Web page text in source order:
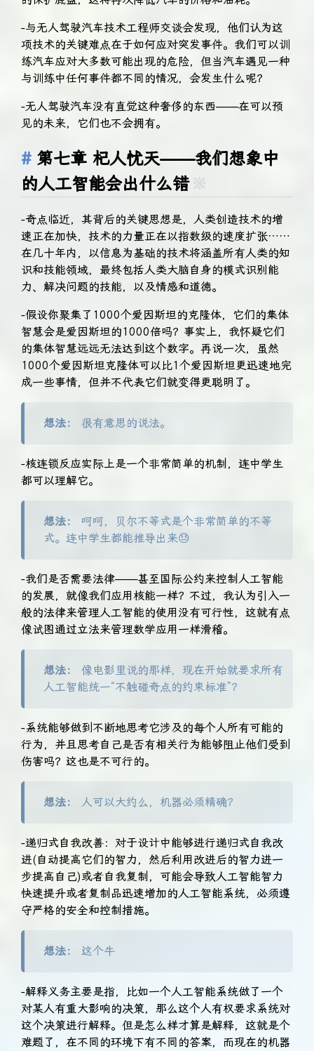
-与无人驾驶汽车技术工程师交谈会发现，他们认为这
项技术的关键难点在于如何应对突发事件。我们可以训
练汽车应对大多数可能出现的危险，但当汽车遇见一种
与训练中任何事件都不同的情况，会发生什么呢？
-无人驾驶汽车没有直觉这种奢侈的东西——在可以预
见的未来，它们也不会拥有。
第七章 杞人忧天——我们想象中
的人工智能会出什么错
-奇点临近，其背后的关键思想是，人类创造技术的增
速正在加快，技术的力量正在以指数级的速度扩张……
在几十年内，以信息为基础的技术将涵盖所有人类的知
识和技能领域，最终包括人类大脑自身的模式识别能
力、解决问题的技能，以及情感和道德。
-假设你聚集了1000个爱因斯坦的克隆体，它们的集体
智慧会是爱因斯坦的1000倍吗？事实上，我怀疑它们
的集体智慧远远无法达到这个数字。再说一次，虽然
1000个爱因斯坦克隆体可以比1个爱因斯坦更迅速地完
成一些事情，但并不代表它们就变得更聪明了。
想法： 很有意思的说法。
-核连锁反应实际上是一个非常简单的机制，连中学生
都可以理解它。
想法：
呵呵，贝尔不等式是个非常简单的不等
式。连中学生都能推导出来😓
-我们是否需要法律——甚至国际公约来控制人工智能
的发展，就像我们应用核能一样？不过，我认为引入一
般的法律来管理人工智能的使用没有可行性，这就有点
像试图通过立法来管理数学应用一样滑稽。
想法：
像电影里说的那样，现在开始就要求所有
人工智能统一“不触碰奇点的约束标准”？
-系统能够做到不断地思考它涉及的每个人所有可能的
行为，并且思考自己是否有相关行为能够阻止他们受到
伤害吗？这也是不可行的。
想法： 人可以大约么，机器必须精确？
-递归式自我改善：对于设计中能够进行递归式自我改
进(自动提高它们的智力，然后利用改进后的智力进一
步提高自己)或者自我复制，可能会导致人工智能智力
快速提升或者复制品迅速增加的人工智能系统，必须遵
守严格的安全和控制措施。
想法： 这个牛
-解释义务主要是指，比如一个人工智能系统做了一个
对某人有重大影响的决策，那么这个人有权要求系统对
这个决策进行解释。但是怎么样才算是解释，这就是个
难题了，在不同的环境下有不同的答案，而现在的机器